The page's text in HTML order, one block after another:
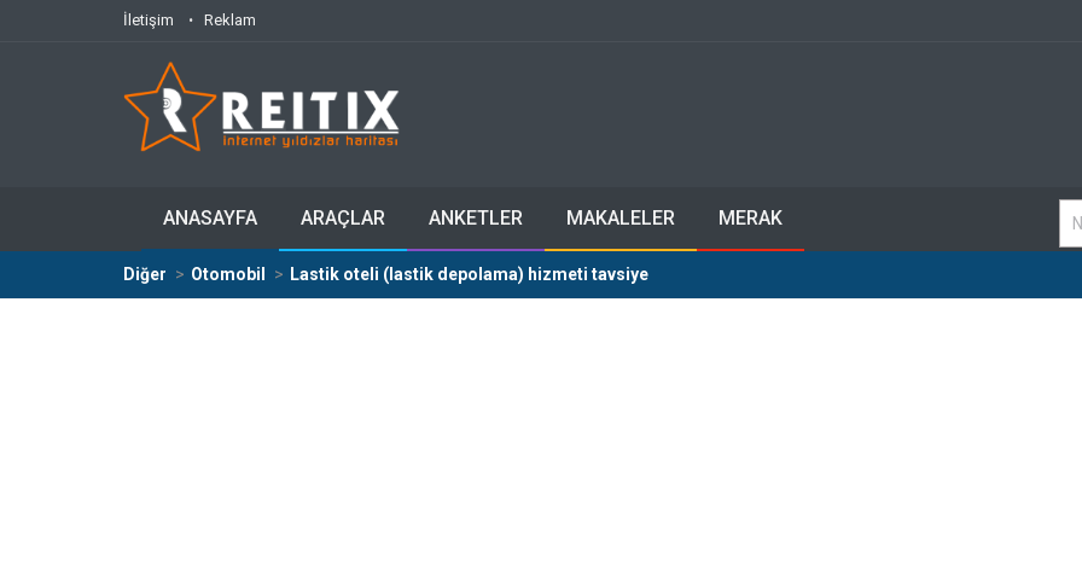
İletişim Reklam
ANASAYFA ARAÇLAR ANKETLER MAKALELER MERAK
Diğer Otomobil Lastik oteli (lastik depolama) hizmeti tavsiye